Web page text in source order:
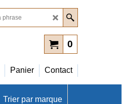
0
Panier Contact
Trier par marque